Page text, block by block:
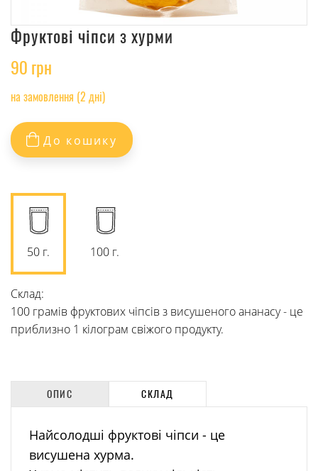
Фруктові чіпси з хурми
90 грн
на замовлення (2 дні)
До кошику
50 г. 100 г.
Склад:
100 грамів фруктових чіпсів з висушеного ананасу - це
приблизно 1 кілограм свіжого продукту.
ОПИС СКЛАД
Найсолодші фруктові чіпси - це
висушена хурма.